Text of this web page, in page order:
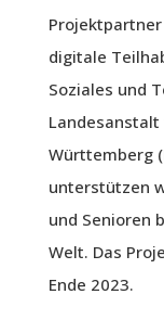
digitale
Soziales und
Württemberg
unterstützen
und Senioren
Welt. Das
Ende 2023.